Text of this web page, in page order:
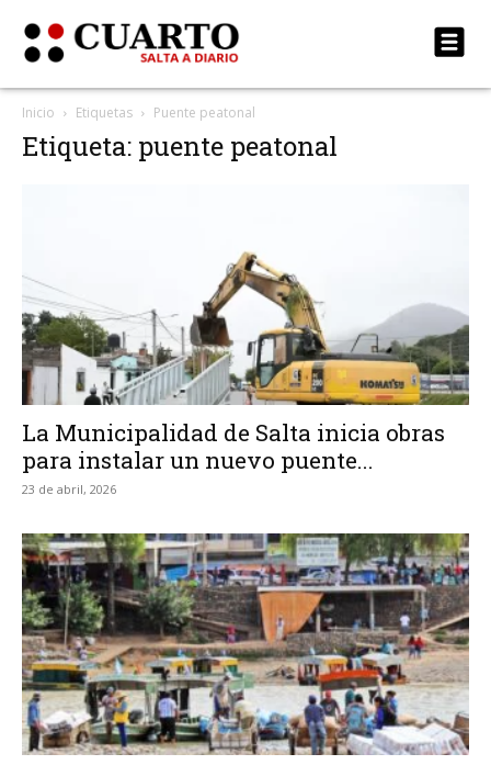
Inicio Etiquetas Puente peatonal
Etiqueta: puente peatonal
La Municipalidad de Salta inicia obras
para instalar un nuevo puente...
23 de abril, 2026